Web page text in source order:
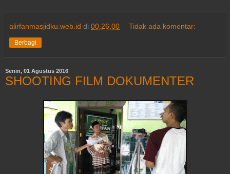
alirfanmasjidku.web.id di 00.26.00 Tidak ada komentar:
Berbagi
Senin, 01 Agustus 2016
SHOOTING FILM DOKUMENTER